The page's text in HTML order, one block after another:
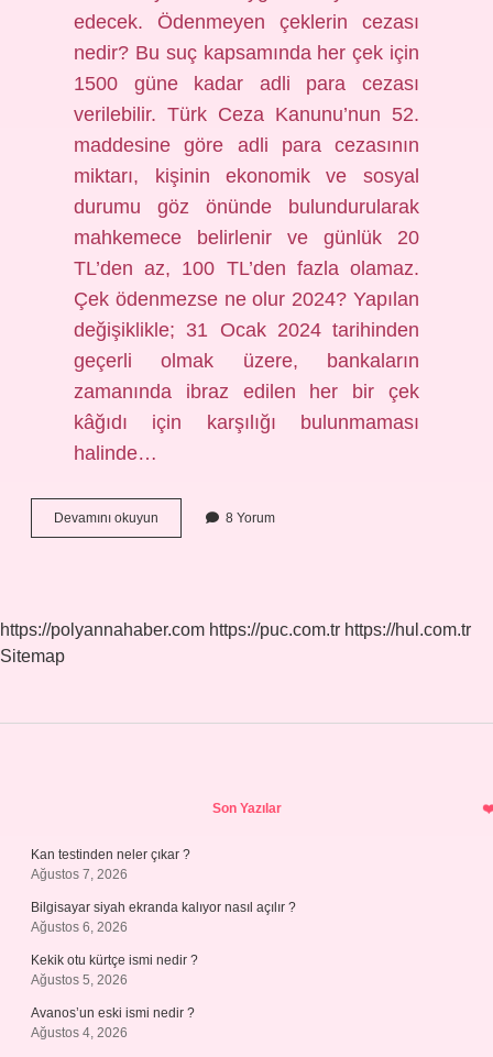
edecek. Ödenmeyen çeklerin cezası
nedir? Bu suç kapsamında her çek için
1500 güne kadar adli para cezası
verilebilir. Türk Ceza Kanunu’nun 52.
maddesine göre adli para cezasının
miktarı, kişinin ekonomik ve sosyal
durumu göz önünde bulundurularak
mahkemece belirlenir ve günlük 20
TL’den az, 100 TL’den fazla olamaz.
Çek ödenmezse ne olur 2024? Yapılan
değişiklikle; 31 Ocak 2024 tarihinden
geçerli olmak üzere, bankaların
zamanında ibraz edilen her bir çek
kâğıdı için karşılığı bulunmaması
halinde…
Devamını okuyun Karşılıksız
Çek
8 Yorum
https://polyannahaber.com https://puc.com.tr https://hul.com.tr
Sitemap
Son Yazılar
Kan testinden neler çıkar ?
Ağustos 7, 2026
Bilgisayar siyah ekranda kalıyor nasıl açılır ?
Ağustos 6, 2026
Kekik otu kürtçe ismi nedir ?
Ağustos 5, 2026
Avanos’un eski ismi nedir ?
Ağustos 4, 2026